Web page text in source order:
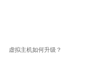
虚拟主机如何升级？